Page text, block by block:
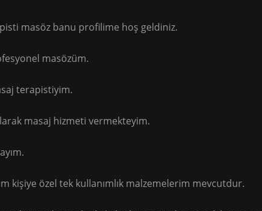
masöz banu profilime hoş geldiniz.
masözüm.
terapistiyim.
masaj hizmeti vermekteyim.
kişiye özel tek kullanımlık malzemelerim mevcutdur.